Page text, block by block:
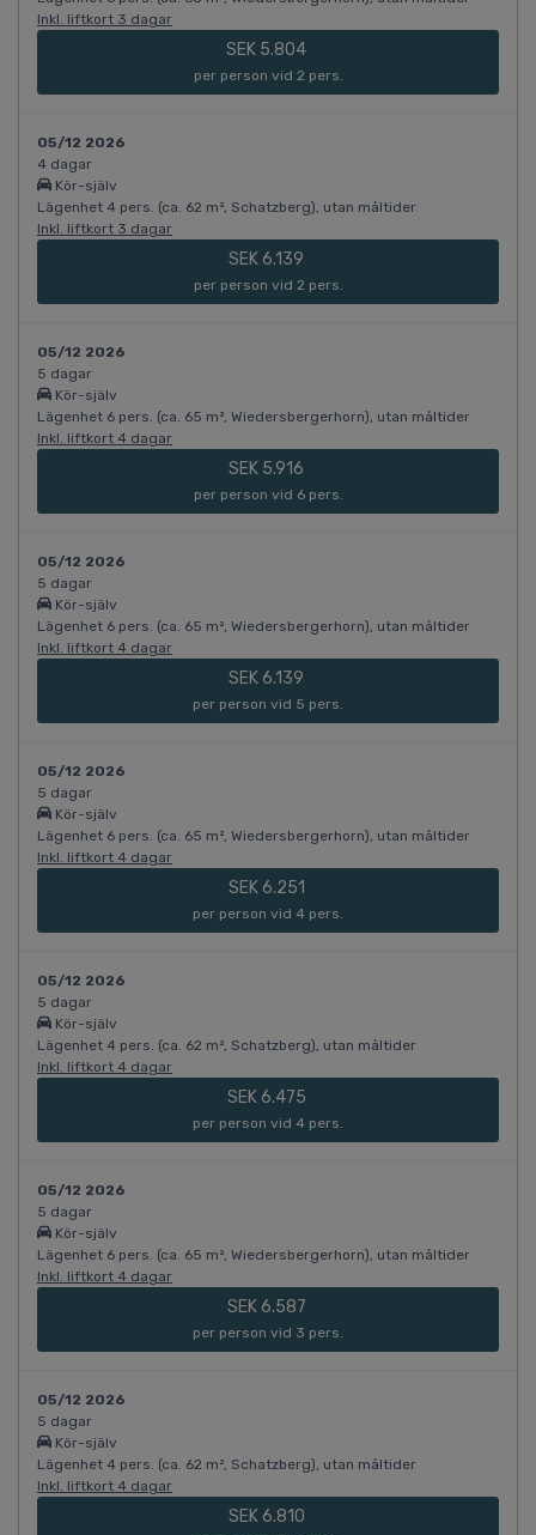
Inkl. liftkort 3 dagar
SEK 5.804
per person vid 2 pers.
05/12 2026
4 dagar
Kör-själv
Lägenhet 4 pers. (ca. 62 m², Schatzberg), utan måltider
Inkl. liftkort 3 dagar
SEK 6.139
per person vid 2 pers.
05/12 2026
5 dagar
Kör-själv
Lägenhet 6 pers. (ca. 65 m², Wiedersbergerhorn), utan måltider
Inkl. liftkort 4 dagar
SEK 5.916
per person vid 6 pers.
05/12 2026
5 dagar
Kör-själv
Lägenhet 6 pers. (ca. 65 m², Wiedersbergerhorn), utan måltider
Inkl. liftkort 4 dagar
SEK 6.139
per person vid 5 pers.
05/12 2026
5 dagar
Kör-själv
Lägenhet 6 pers. (ca. 65 m², Wiedersbergerhorn), utan måltider
Inkl. liftkort 4 dagar
SEK 6.251
per person vid 4 pers.
05/12 2026
5 dagar
Kör-själv
Lägenhet 4 pers. (ca. 62 m², Schatzberg), utan måltider
Inkl. liftkort 4 dagar
SEK 6.475
per person vid 4 pers.
05/12 2026
5 dagar
Kör-själv
Lägenhet 6 pers. (ca. 65 m², Wiedersbergerhorn), utan måltider
Inkl. liftkort 4 dagar
SEK 6.587
per person vid 3 pers.
05/12 2026
5 dagar
Kör-själv
Lägenhet 4 pers. (ca. 62 m², Schatzberg), utan måltider
Inkl. liftkort 4 dagar
SEK 6.810